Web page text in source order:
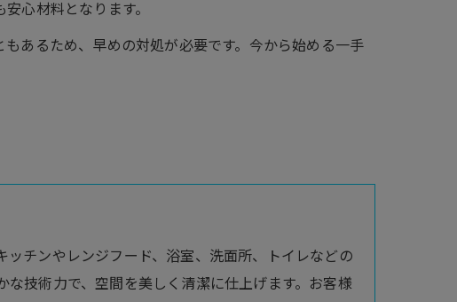
心材料となります。
あるため、早めの対処が必要です。今から始める一手
チンやレンジフード、浴室、洗面所、トイレなどの
技術力で、空間を美しく清潔に仕上げます。お客様